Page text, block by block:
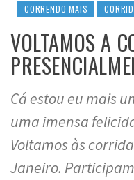
CORRENDO MAIS
VOLTAMOS A
Cá estou eu mais
uma imensa
Voltamos às
Janeiro.